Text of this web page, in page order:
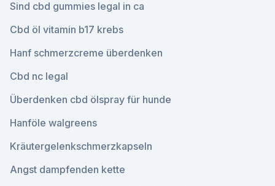
Sind cbd gummies legal in ca
Cbd öl vitamin b17 krebs
Hanf schmerzcreme überdenken
Cbd nc legal
Überdenken cbd ölspray für hunde
Hanföle walgreens
Kräutergelenkschmerzkapseln
Angst dampfenden kette